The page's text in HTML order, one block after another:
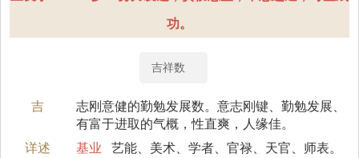
功。
吉祥数
吉
志刚意健的勤勉发展数。意志刚键、勤勉发展、
有富于进取的气概，性直爽，人缘佳。
详述
基业 艺能、美术、学者、官禄、天官、师表。